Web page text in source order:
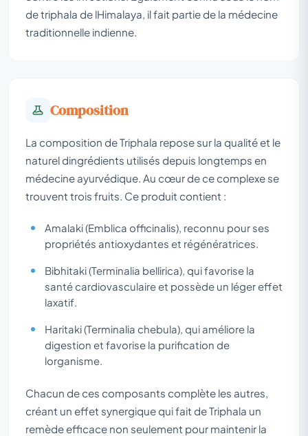
de triphala de lHimalaya, il fait partie de la médecine
traditionnelle indienne.
Composition
La composition de Triphala repose sur la qualité et le
naturel dingrédients utilisés depuis longtemps en
médecine ayurvédique. Au cœur de ce complexe se
trouvent trois fruits. Ce produit contient :
Amalaki (Emblica officinalis), reconnu pour ses
propriétés antioxydantes et régénératrices.
Bibhitaki (Terminalia bellirica), qui favorise la
santé cardiovasculaire et possède un léger effet
laxatif.
Haritaki (Terminalia chebula), qui améliore la
digestion et favorise la purification de
lorganisme.
Chacun de ces composants complète les autres,
créant un effet synergique qui fait de Triphala un
remède efficace non seulement pour maintenir la